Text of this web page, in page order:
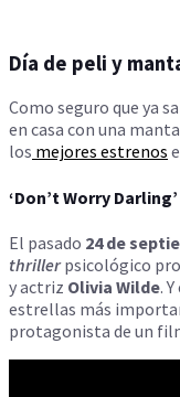
Día de peli y
Como seguro que ya
en casa con una
los mejores estrenos
‘Don’t Worry Darling’
El pasado 24 de
thrillerpsicológico
y actriz Olivia Wilde.
estrellas más
protagonista de un